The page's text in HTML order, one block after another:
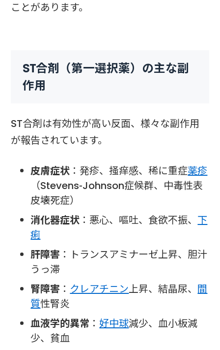
ことがあります。
ST合剤（第一選択薬）の主な副
作用
ST合剤は有効性が高い反面、様々な副作用
が報告されています。
皮膚症状 ：発疹、掻痒感、稀に重症薬疹
（Stevens-Johnson症候群、中毒性表
皮壊死症）
消化器症状 ：悪心、嘔吐、食欲不振、 下
痢
肝障害 ：トランスアミナーゼ上昇、胆汁
うっ滞
腎障害 ： クレアチニン上昇、結晶尿、 間
質性腎炎
血液学的異常 ：好中球減少、血小板減
少、貧血